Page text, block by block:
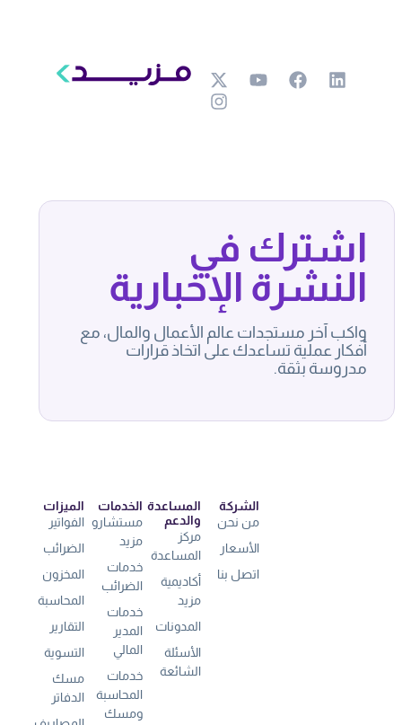
اشترك في
النشرة الإخبارية
واكب آخر مستجدات عالم الأعمال والمال، مع
أفكار عملية تساعدك على اتخاذ قرارات
مدروسة بثقة.
الميزات
الفواتير
الضرائب
المخزون
المحاسبة
التقارير
التسوية
مسك
الدفاتر
الخدمات
مستشارو
مزيد
خدمات
الضرائب
خدمات
المدير
المالي
خدمات
المحاسبة
ومسك
المساعدة
والدعم
مركز
المساعدة
أكاديمية
مزيد
المدونات
الأسئلة
الشائعة
الشركة
من نحن
الأسعار
اتصل بنا